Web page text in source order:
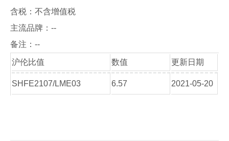
含税：不含增值税
主流品牌：--
备注：--
沪伦比值 数值 更新日期
SHFE2107/LME03 6.57 2021-05-20